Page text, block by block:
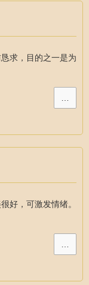
求，目的之一是为
…
好，可激发情绪。
…